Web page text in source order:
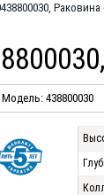
Модель: 438800030